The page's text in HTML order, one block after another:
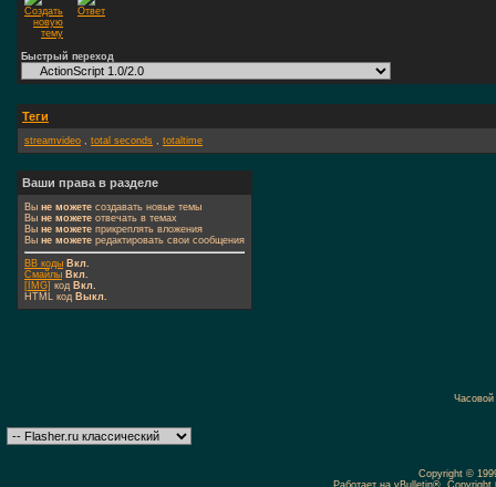
Быстрый переход
Теги
streamvideo , total seconds , totaltime
Ваши права в разделе
Вы не можете создавать новые темы
Вы не можете отвечать в темах
Вы не можете прикреплять вложения
Вы не можете редактировать свои сообщения
BB коды Вкл.
Смайлы Вкл.
[IMG] код Вкл.
HTML код Выкл.
Copyright ©
Работает на vBulletin®.